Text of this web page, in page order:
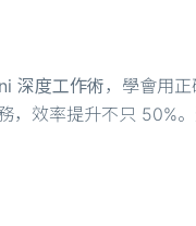
深度工作術，學會用
，效率提升不只 50%